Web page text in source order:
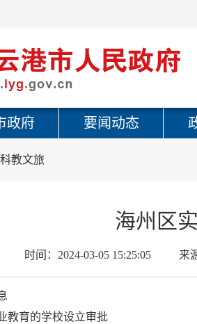
政府 要闻动态
科教文旅
海州区
时间： 2024-03-05 15:25:05 来
教育的学校设立审批